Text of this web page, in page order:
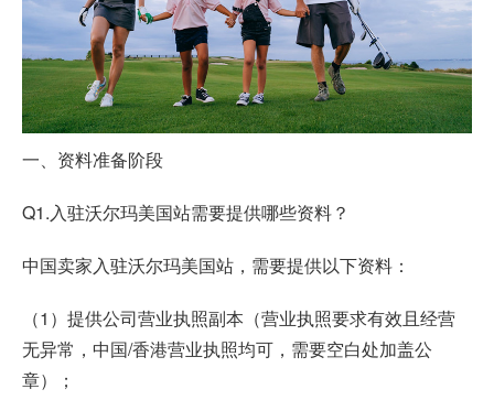
一、资料准备阶段
Q1.入驻沃尔玛美国站需要提供哪些资料？
中国卖家入驻沃尔玛美国站，需要提供以下资料：
（1）提供公司营业执照副本（营业执照要求有效且经营
无异常，中国/香港营业执照均可，需要空白处加盖公
章）；